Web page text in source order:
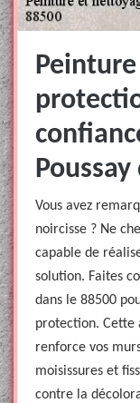
Vous avez
noircisse ? Ne
capable de
solution. Faites
dans le 88500
protection. Cette
renforce vos
moisissures et
contre la